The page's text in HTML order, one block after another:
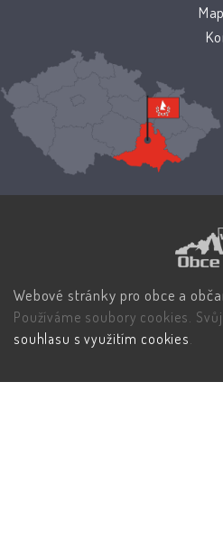
Webové stránky pro obce a
Používáme soubory cookies.
souhlasu s využitím cookies